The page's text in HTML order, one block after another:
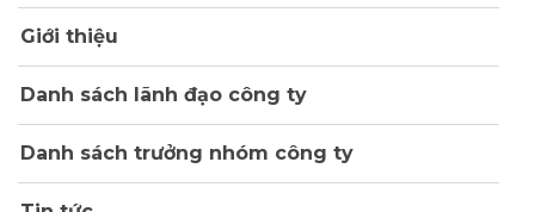
Giới thiệu
Danh sách lãnh đạo công ty
Danh sách trưởng nhóm công ty